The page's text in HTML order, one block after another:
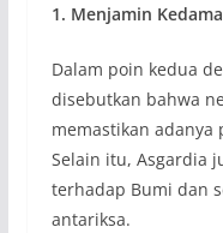
1. Menjamin
Dalam poin kedua
disebutkan bahwa
memastikan adanya
Selain itu, Asgardia
terhadap Bumi dan
antariksa.